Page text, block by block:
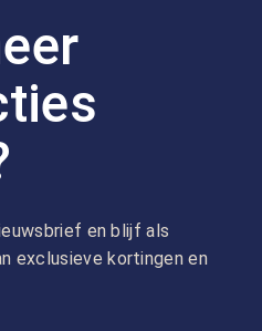
en blijf als
exclusieve kortingen en